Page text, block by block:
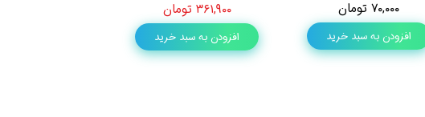
۷۰,۰۰۰ تومان
افزودن به سبد خرید
۳۶۱,۹۰۰ تومان
افزودن به سبد خرید